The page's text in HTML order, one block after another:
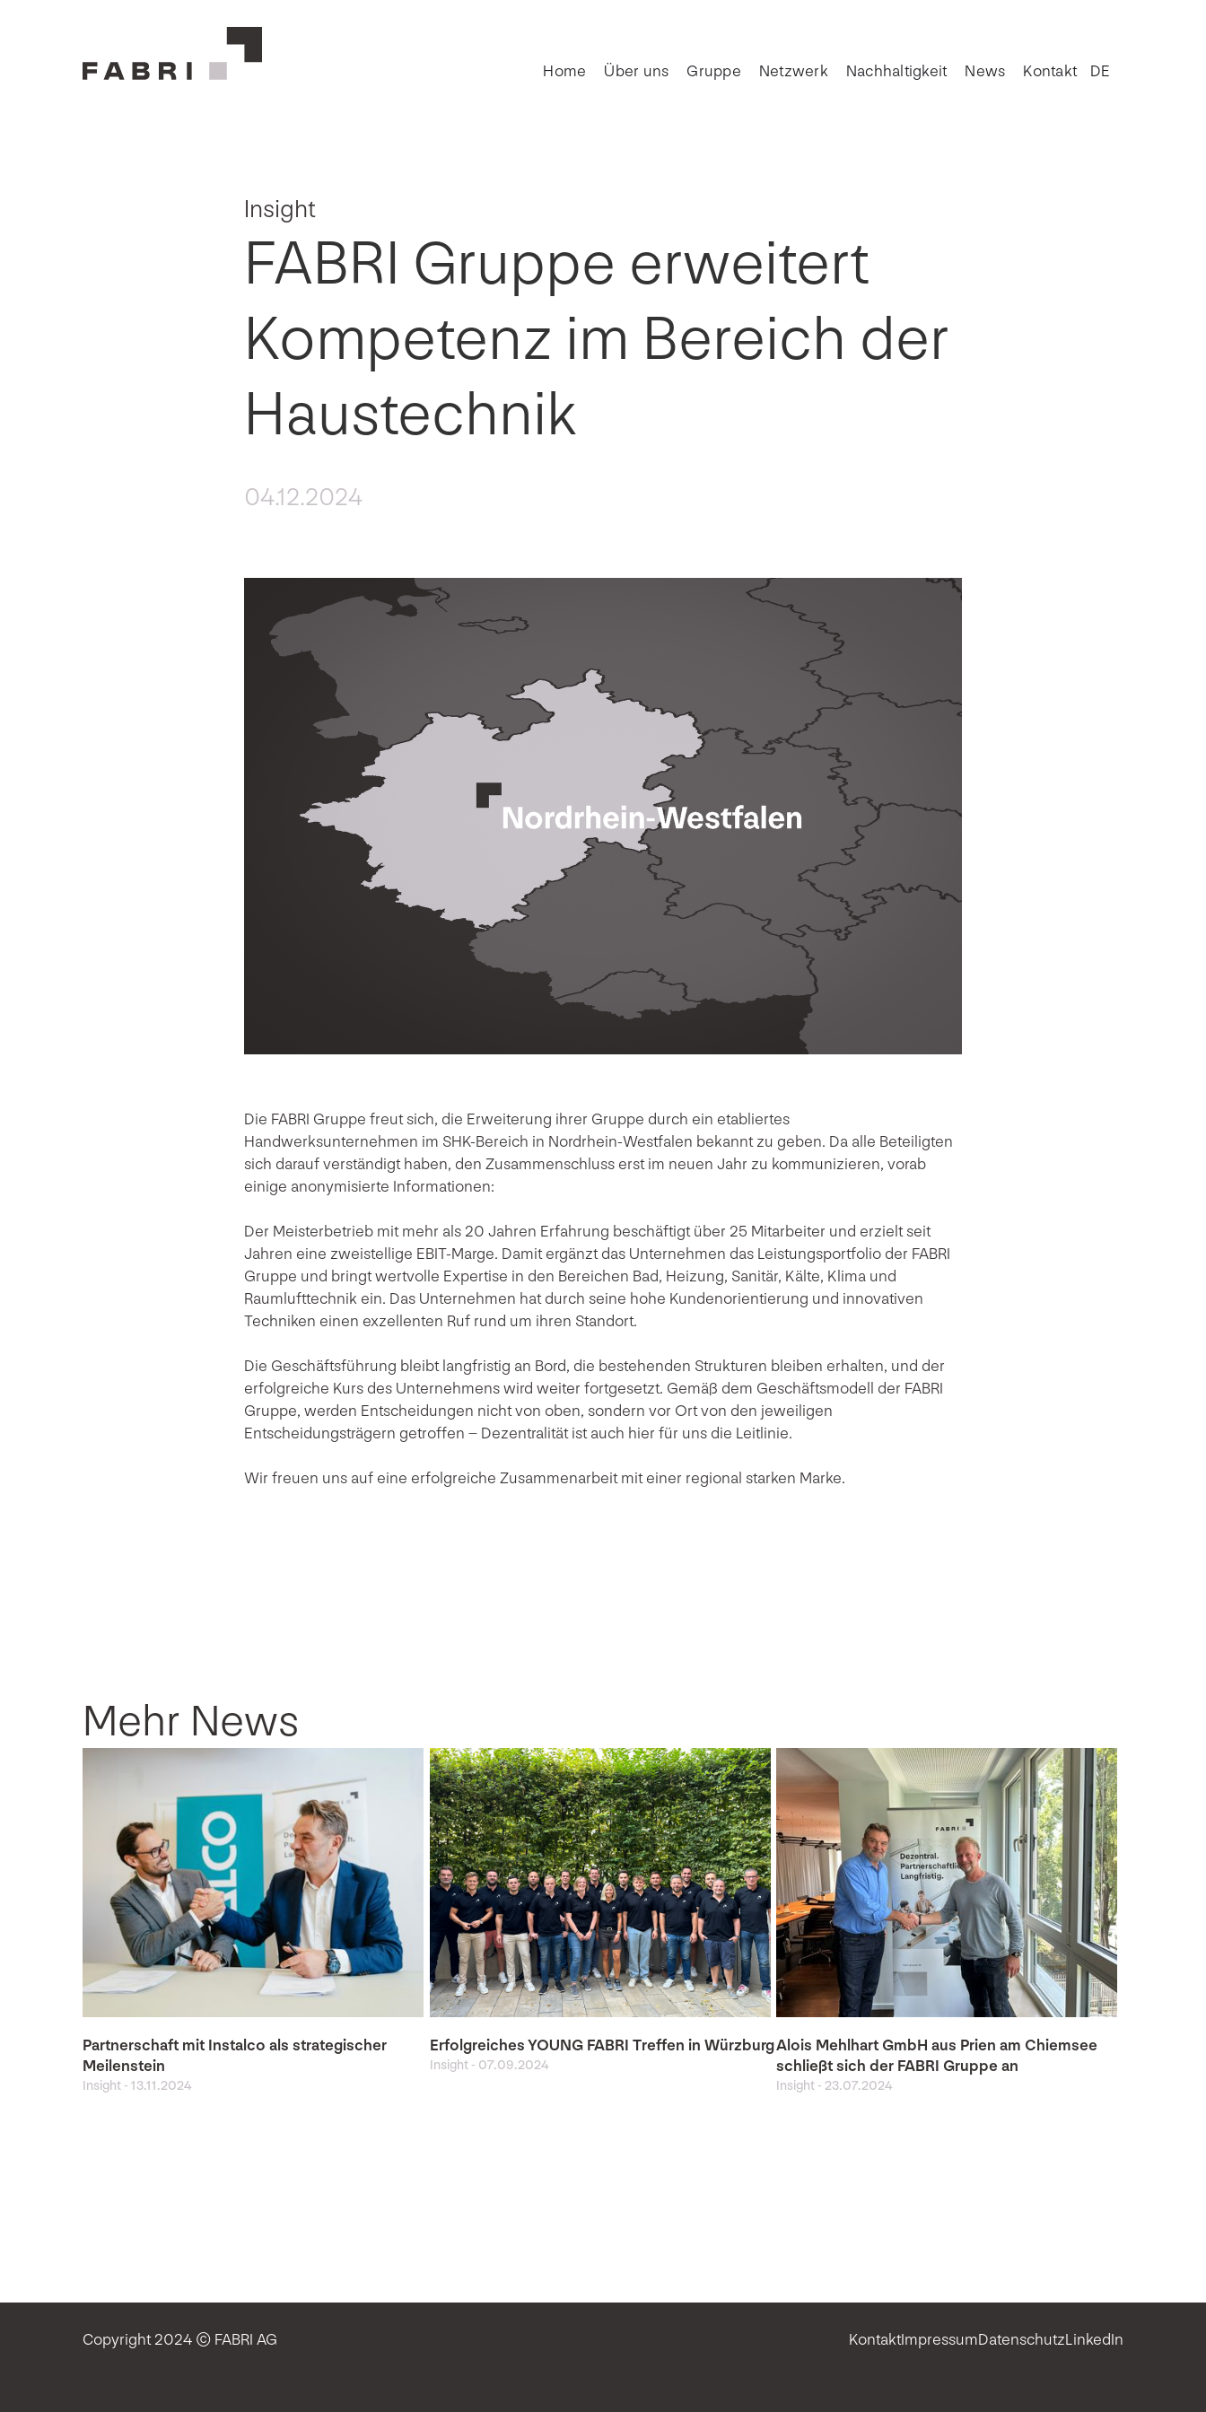
Home Über uns Gruppe Netzwerk Nachhaltigkeit News Kontakt DE
Insight
FABRI Gruppe erweitert
Kompetenz im Bereich der
Haustechnik
04.12.2024
Die FABRI Gruppe freut sich, die Erweiterung ihrer Gruppe durch ein etabliertes
Handwerksunternehmen im SHK-Bereich in Nordrhein-Westfalen bekannt zu geben. Da alle Beteiligten
sich darauf verständigt haben, den Zusammenschluss erst im neuen Jahr zu kommunizieren, vorab
einige anonymisierte Informationen:
Der Meisterbetrieb mit mehr als 20 Jahren Erfahrung beschäftigt über 25 Mitarbeiter und erzielt seit
Jahren eine zweistellige EBIT-Marge. Damit ergänzt das Unternehmen das Leistungsportfolio der FABRI
Gruppe und bringt wertvolle Expertise in den Bereichen Bad, Heizung, Sanitär, Kälte, Klima und
Raumlufttechnik ein. Das Unternehmen hat durch seine hohe Kundenorientierung und innovativen
Techniken einen exzellenten Ruf rund um ihren Standort.
Die Geschäftsführung bleibt langfristig an Bord, die bestehenden Strukturen bleiben erhalten, und der
erfolgreiche Kurs des Unternehmens wird weiter fortgesetzt. Gemäß dem Geschäftsmodell der FABRI
Gruppe, werden Entscheidungen nicht von oben, sondern vor Ort von den jeweiligen
Entscheidungsträgern getroffen – Dezentralität ist auch hier für uns die Leitlinie.
Wir freuen uns auf eine erfolgreiche Zusammenarbeit mit einer regional starken Marke.
Mehr News
Partnerschaft mit Instalco als strategischer
Meilenstein
Insight - 13.11.2024
Erfolgreiches YOUNG FABRI Treffen in Würzburg
Insight- 07.09.2024
Alois Mehlhart GmbH aus Prien am Chiemsee
schließt sich der FABRI Gruppe an
Insight - 23.07.2024
Copyright 2024 © FABRI AG KontaktImpressumDatenschutzLinkedIn